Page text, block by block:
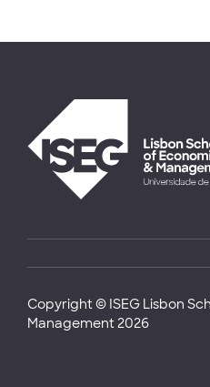
Copyright © ISEG Lisbon
Management 2026